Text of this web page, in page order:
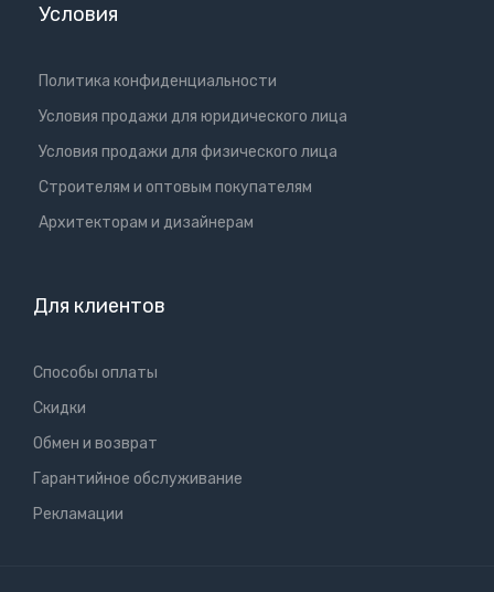
Условия
Политика конфиденциальности
Условия продажи для юридического лица
Условия продажи для физического лица
Cтроителям и оптовым покупателям
Aрхитекторам и дизайнерам
Для клиентов
Способы оплаты
Скидки
Обмен и возврат
Гарантийное обслуживание
Рекламации